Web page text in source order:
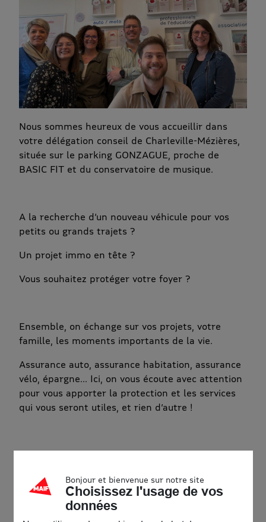
Nous sommes heureux de vous accueillir dans
votre délégation conseil de Charleville-Mézières,
située sur le parking GONZAGUE, proche de
BASIC FIT et du conservatoire de musique.
A la recherche d’un nouveau véhicule pour vos
petits ou grands trajets ?
Un projet immo en tête ?
Vous souhaitez protéger votre foyer ?
Ensemble, on échange sur vos projets, votre
famille, les moments importants de la vie.
Assurance auto, assurance habitation, assurance
vélo, épargne... Ici, on vous écoute avec attention
pour vous apporter la protection et les services
qui vous seront utiles, et rien d’autre !
Accessibilité
Bonjour et bienvenue sur notre site
Choisissez l'usage de vos
données